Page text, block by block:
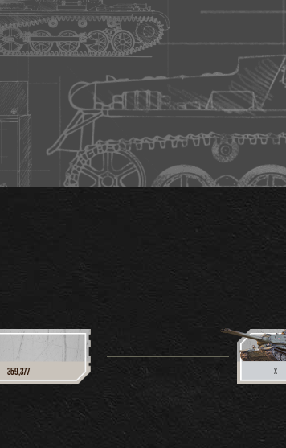
359,377 X